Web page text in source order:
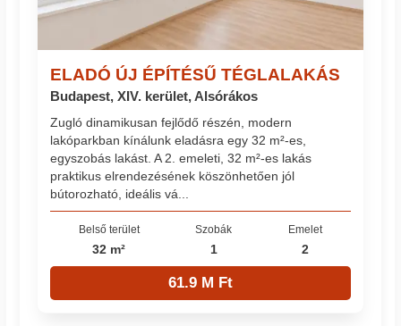
ELADÓ ÚJ ÉPÍTÉSŰ TÉGLALAKÁS
Budapest, XIV. kerület, Alsórákos
Zugló dinamikusan fejlődő részén, modern
lakóparkban kínálunk eladásra egy 32 m²-es,
egyszobás lakást. A 2. emeleti, 32 m²-es lakás
praktikus elrendezésének köszönhetően jól
bútorozható, ideális vá...
Belső terület
32 m²
Szobák
1
Emelet
2
61.9 M Ft